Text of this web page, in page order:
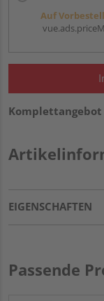
Auf
Komplettangebot
EIGENSCHAFTEN
Passende